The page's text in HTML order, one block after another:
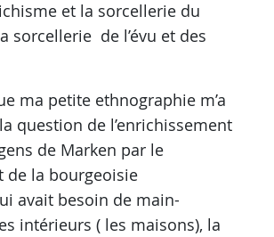
et la sorcellerie du
sorcellerie de l’évu et des
ma petite ethnographie m’a
question de l’enrichissement
de Marken par le
de la bourgeoisie
avait besoin de main-
intérieurs ( les maisons), la